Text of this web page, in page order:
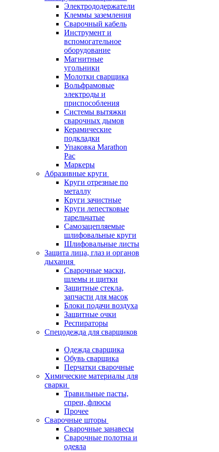
Электрододержатели
Клеммы заземления
Сварочный кабель
Инструмент и
вспомогательное
оборудование
Магнитные
угольники
Молотки сварщика
Вольфрамовые
электроды и
приспособления
Системы вытяжки
сварочных дымов
Керамические
подкладки
Упаковка Marathon
Pac
Маркеры
Абразивные круги
Круги отрезные по
металлу
Круги зачистные
Круги лепестковые
тарельчатые
Самозацепляемые
шлифовальные круги
Шлифовальные листы
Защита лица, глаз и органов
дыхания
Сварочные маски,
шлемы и щитки
Защитные стекла,
запчасти для масок
Блоки подачи воздуха
Защитные очки
Респираторы
Спецодежда для сварщиков
Одежда сварщика
Обувь сварщика
Перчатки сварочные
Химические материалы для
сварки
Травильные пасты,
спреи, флюсы
Прочее
Сварочные шторы
Сварочные занавесы
Сварочные полотна и
одеяла